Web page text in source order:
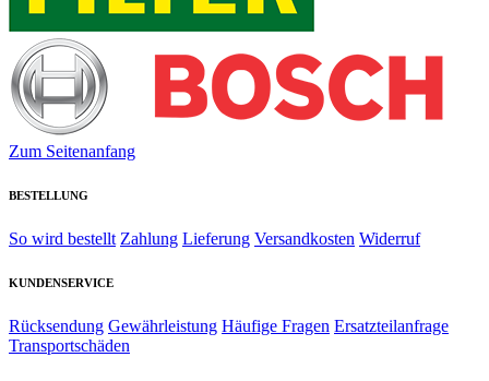
Zum Seitenanfang
BESTELLUNG
So wird bestellt Zahlung Lieferung Versandkosten Widerruf
KUNDENSERVICE
Rücksendung Gewährleistung Häufige Fragen Ersatzteilanfrage
Transportschäden